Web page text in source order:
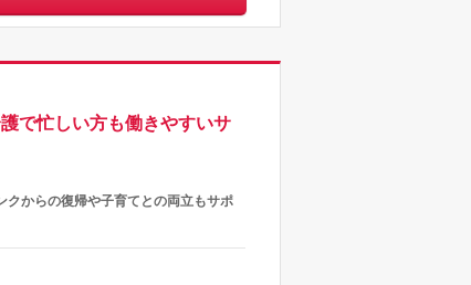
で忙しい方も働きやすいサ
クからの復帰や子育てとの両立もサポ